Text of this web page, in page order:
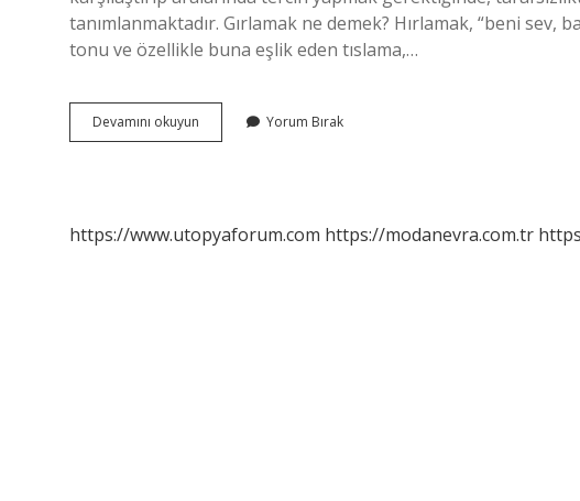
tanımlanmaktadır. Gırlamak ne demek? Hırlamak, “beni sev,
tonu ve özellikle buna eşlik eden tıslama,…
Devamını okuyun Kayırılan
Ne
Yorum Bırak
https://www.utopyaforum.com https://modanevra.com.tr